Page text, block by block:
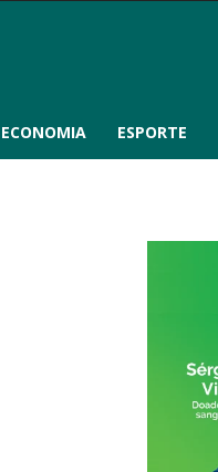
ECONOMIA ESPORTE